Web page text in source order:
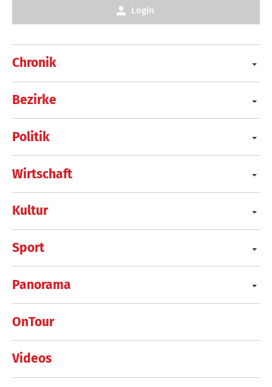
Chronik
Bezirke
Politik
Wirtschaft
Kultur
Sport
Panorama
OnTour
Videos
Login